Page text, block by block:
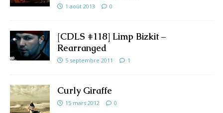
1 août 2013 0
[CDLS #118] Limp Bizkit –
Rearranged
5 septembre 2011 1
Curly Giraffe
15 mars 2012 0